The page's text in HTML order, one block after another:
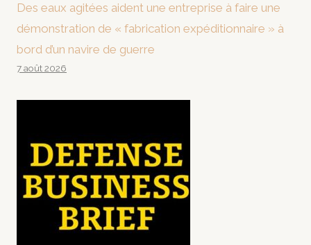
Des eaux agitées aident une entreprise à faire une
démonstration de « fabrication expéditionnaire » à
bord d’un navire de guerre
7 août 2026